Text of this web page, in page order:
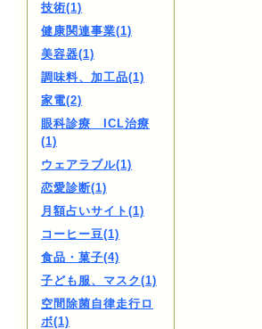
技術(1)
健康関連事業(1)
美容器(1)
調味料、加工品(1)
家電(2)
眼科診療 ICL治療
(1)
ウェアラブル(1)
恋愛診断(1)
月額占いサイト(1)
コーヒー豆(1)
食品・菓子(4)
子ども服、マスク(1)
空間除菌自律走行ロ
ボ(1)